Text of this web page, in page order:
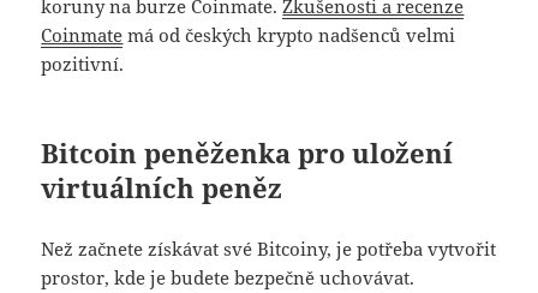
koruny na burze Coinmate.Zkušenosti a recenze
Coinmate má od českých krypto nadšenců velmi
pozitivní.
Bitcoin peněženka pro uložení
virtuálních peněz
Než začnete získávat své Bitcoiny, je potřeba vytvořit
prostor, kde je budete bezpečně uchovávat.